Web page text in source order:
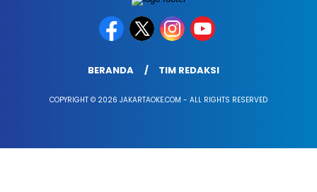
BERANDA TIM REDAKSI
COPYRIGHT © 2026 JAKARTAOKE.COM - ALL RIGHTS RESERVED